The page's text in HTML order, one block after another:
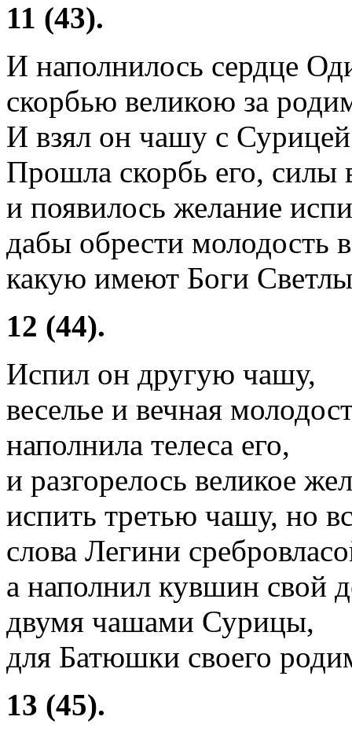
11 (43).
И наполнилось сердце
скорбью великою за
И взял он чашу с
Прошла скорбь его, силы
и появилось желание
дабы обрести молодость
какую имеют Боги
12 (44).
Испил он другую чашу,
веселье и вечная
наполнила телеса его,
и разгорелось великое
испить третью чашу, но
слова Легини
а наполнил кувшин свой
двумя чашами Сурицы,
для Батюшки своего
13 (45).